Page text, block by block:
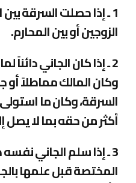
1 ـ إذا حصلت السرقة
الزوجين أو بين المحارم.
2 ـ إذا كان الجاني
وكان المالك مماطلاً أو
السرقة، وكان ما
أكثر من حقه بما لا يصل
3 ـ إذا سلم الجاني
المختصة قبل علمها